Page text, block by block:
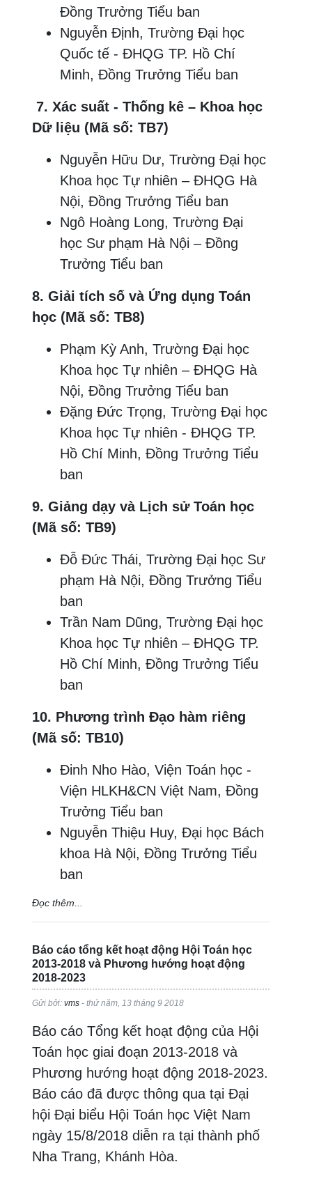
Đồng Trưởng Tiểu ban
Nguyễn Định, Trường Đại học
Quốc tế - ĐHQG TP. Hồ Chí
Minh, Đồng Trưởng Tiểu ban
7. Xác suất - Thống kê – Khoa học
Dữ liệu (Mã số: TB7)
Nguyễn Hữu Dư, Trường Đại học
Khoa học Tự nhiên – ĐHQG Hà
Nội, Đồng Trưởng Tiểu ban
Ngô Hoàng Long, Trường Đại
học Sư phạm Hà Nội – Đồng
Trưởng Tiểu ban
8. Giải tích số và Ứng dụng Toán
học (Mã số: TB8)
Phạm Kỳ Anh, Trường Đại học
Khoa học Tự nhiên – ĐHQG Hà
Nội, Đồng Trưởng Tiểu ban
Đặng Đức Trọng, Trường Đại học
Khoa học Tự nhiên - ĐHQG TP.
Hồ Chí Minh, Đồng Trưởng Tiểu
ban
9. Giảng dạy và Lịch sử Toán học
(Mã số: TB9)
Đỗ Đức Thái, Trường Đại học Sư
phạm Hà Nội, Đồng Trưởng Tiểu
ban
Trần Nam Dũng, Trường Đại học
Khoa học Tự nhiên – ĐHQG TP.
Hồ Chí Minh, Đồng Trưởng Tiểu
ban
10. Phương trình Đạo hàm riêng
(Mã số: TB10)
Đinh Nho Hào, Viện Toán học -
Viện HLKH&CN Việt Nam, Đồng
Trưởng Tiểu ban
Nguyễn Thiệu Huy, Đại học Bách
khoa Hà Nội, Đồng Trưởng Tiểu
ban
Đọc thêm...
Báo cáo tổng kết hoạt động Hội Toán học
2013-2018 và Phương hướng hoạt động
2018-2023
Gửi bởi:vms - thứ năm, 13 tháng 9 2018
Báo cáo Tổng kết hoạt động của Hội
Toán học giai đoạn 2013-2018 và
Phương hướng hoạt động 2018-2023.
Báo cáo đã được thông qua tại Đại
hội Đại biểu Hội Toán học Việt Nam
ngày 15/8/2018 diễn ra tại thành phố
Nha Trang, Khánh Hòa.